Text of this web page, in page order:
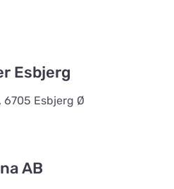
Esbjerg
6705 Esbjerg Ø
AB